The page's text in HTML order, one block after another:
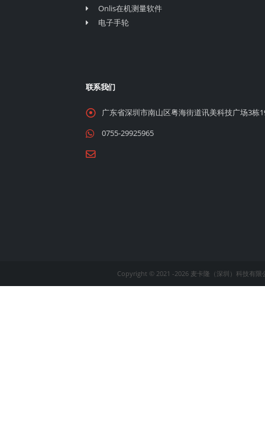
Onlis在机测量软件
电子手轮
联系我们
广东省深圳市南山区粤海街道讯美科技广场3栋
0755-29925965
Copyright © 2021 -2026 麦卡隆（深圳）科技有